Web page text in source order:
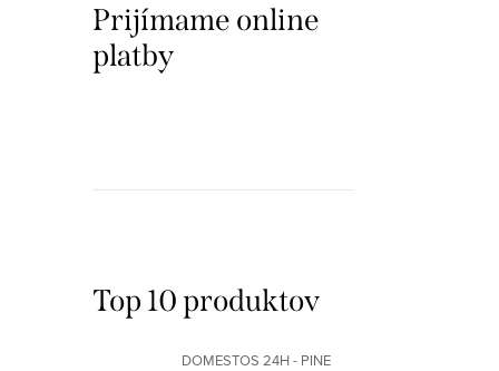
Prijímame online
platby
Top 10 produktov
DOMESTOS 24H - PINE